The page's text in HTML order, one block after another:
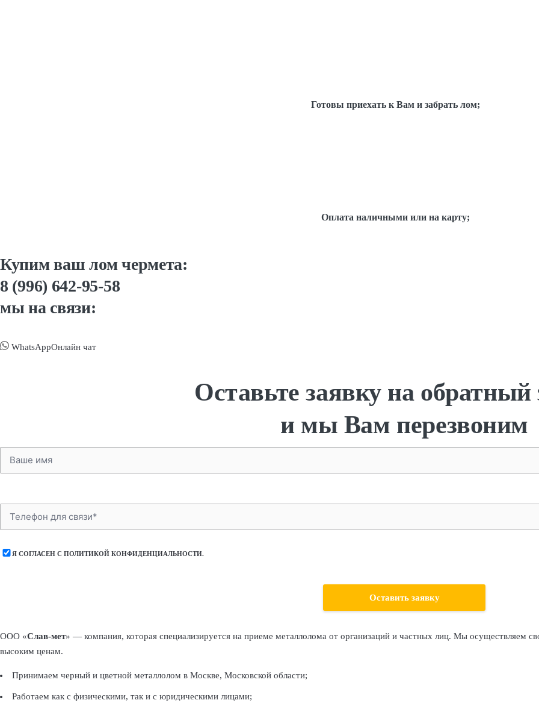
Готовы приехать к Вам и забрать лом;
Оплата наличными или на карту;
Купим ваш лом чермета:
8 (996) 642-95-58
мы на связи:
WhatsAppОнлайн чат
Оставьте заявку на обратный
и мы Вам перезвоним
Я СОГЛАСЕН С ПОЛИТИКОЙ КОНФИДЕНЦИАЛЬНОСТИ.
ООО «Слав-мет» — компания, которая специализируется на приеме металлолома от организаций и частных лиц. Мы осуществляем
высоким ценам.
Принимаем черный и цветной металлолом в Москве, Московской области;
Работаем как с физическими, так и с юридическими лицами;